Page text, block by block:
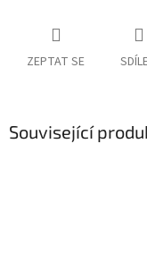
ZEPTAT SE
Související